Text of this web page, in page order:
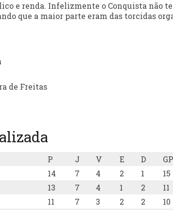
e renda. Infelizmente o Conquista não
que a maior parte eram das torcidas
de Freitas
P J V E D GP
14 7 4 2 1 15
13 7 4 1 2 11
11 7 3 2 2 10